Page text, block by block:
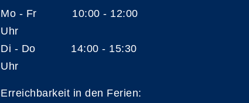
Mo - Fr 10:00 - 12:00
Uhr
Di - Do 14:00 - 15:30
Uhr
Erreichbarkeit in den Ferien: